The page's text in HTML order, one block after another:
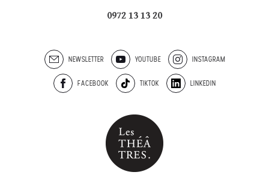
0972 13 13 20
NEWSLETTER YOUTUBE INSTAGRAM
FACEBOOK TIKTOK LINKEDIN